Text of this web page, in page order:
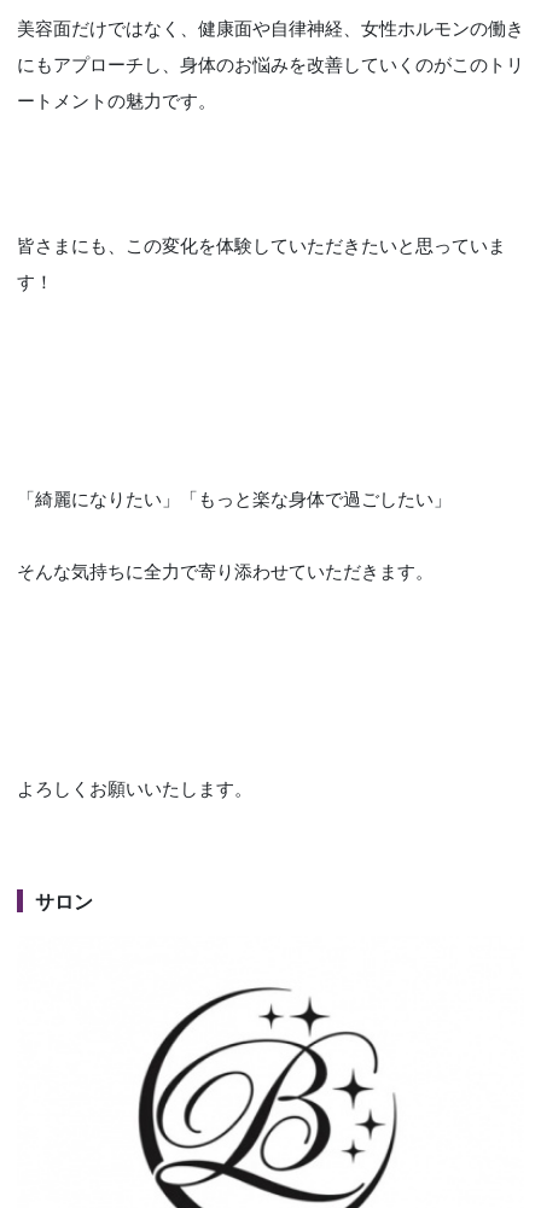
美容面だけではなく、健康面や自律神経、女性ホルモンの働き
にもアプローチし、身体のお悩みを改善していくのがこのトリ
ートメントの魅力です。
皆さまにも、この変化を体験していただきたいと思っていま
す！
「綺麗になりたい」「もっと楽な身体で過ごしたい」
そんな気持ちに全力で寄り添わせていただきます。
よろしくお願いいたします。
サロン